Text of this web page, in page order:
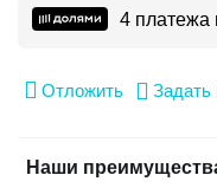
4 платежа
Отложить Задать
Наши